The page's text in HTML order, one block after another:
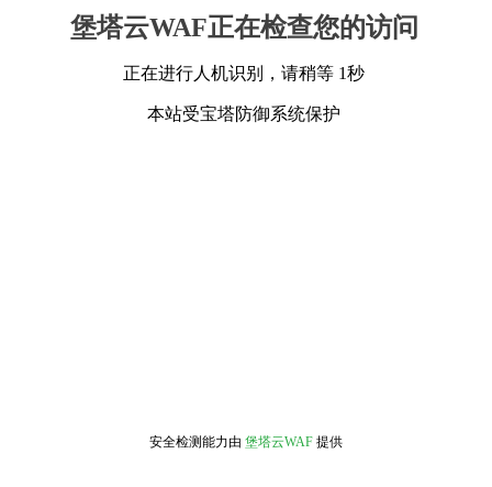
堡塔云WAF正在检查您的访问
正在进行人机识别，请稍等 1秒
本站受宝塔防御系统保护
安全检测能力由 堡塔云WAF 提供